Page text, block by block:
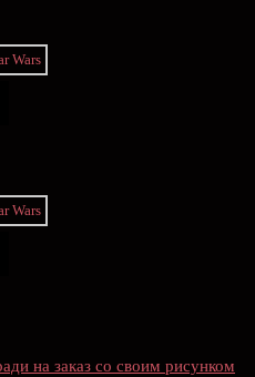
на заказ со своим рисунком